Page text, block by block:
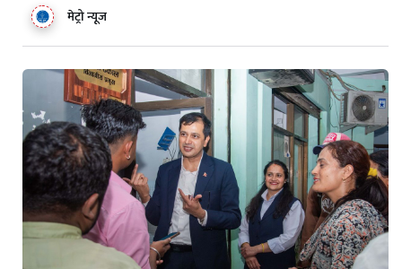
मेट्रो न्यूज